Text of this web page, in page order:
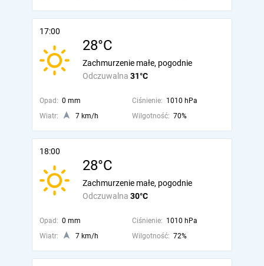
17:00
28°C
Odczuwalna 31°C
Zachmurzenie małe, pogodnie
Opad: 0 mm Ciśnienie: 1010 hPa
Wiatr:
7 km/h Wilgotność: 70%
18:00
28°C
Odczuwalna 30°C
Zachmurzenie małe, pogodnie
Opad: 0 mm Ciśnienie: 1010 hPa
Wiatr:
7 km/h Wilgotność: 72%